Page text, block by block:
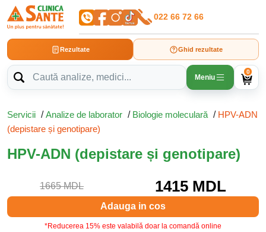
022 66 72 66
Rezultate Ghid rezultate
Meniu
0
Servicii /Analize de laborator / Biologie moleculară / HPV-ADN
(depistare și genotipare)
HPV-ADN (depistare și genotipare)
1665 MDL 1415 MDL
Adauga in cos
*Reducerea 15% este valabilă doar la comandă online